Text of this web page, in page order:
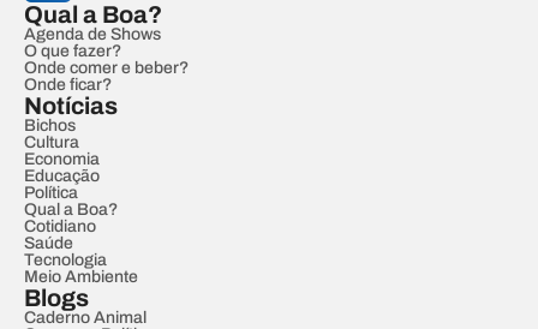
Qual a Boa?
Agenda de Shows
O que fazer?
Onde comer e beber?
Onde ficar?
Notícias
Bichos
Cultura
Economia
Educação
Política
Qual a Boa?
Cotidiano
Saúde
Tecnologia
Meio Ambiente
Blogs
Caderno Animal